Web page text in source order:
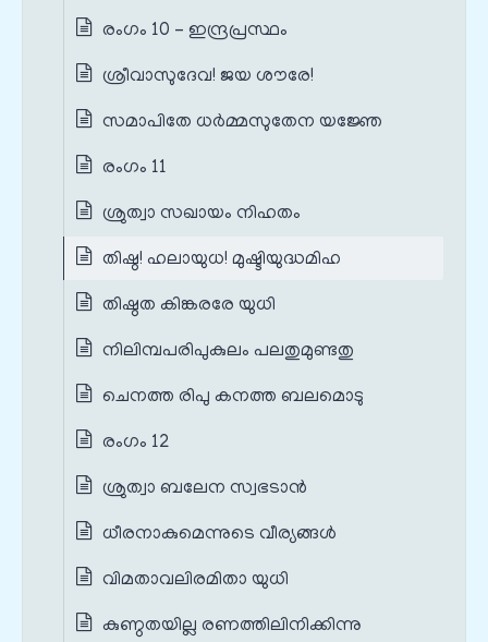
രംഗം 10 – ഇന്ദ്രപ്രസ്ഥം
ശ്രീവാസുദേവ! ജയ ശൗരേ!
സമാപിതേ ധർമ്മസുതേന യജ്ഞേ
രംഗം 11
ശ്രുത്വാ സഖായം നിഹതം
തിഷ്ഠ! ഹലായുധ! മുഷ്ടിയുദ്ധമിഹ
തിഷ്ഠത കിങ്കരരേ യുധി
നിലിമ്പപരിപുകുലം പലതുമുണ്ടതു
ചെനത്ത രിപു കനത്ത ബലമൊടു
രംഗം 12
ശ്രുത്വാ ബലേന സ്വഭടാൻ
ധീരനാകുമെന്നുടെ വീര്യങ്ങൾ
വിമതാവലിരമിതാ യുധി
കുണ്ഠതയില്ല രണത്തിലിനിക്കിന്നു